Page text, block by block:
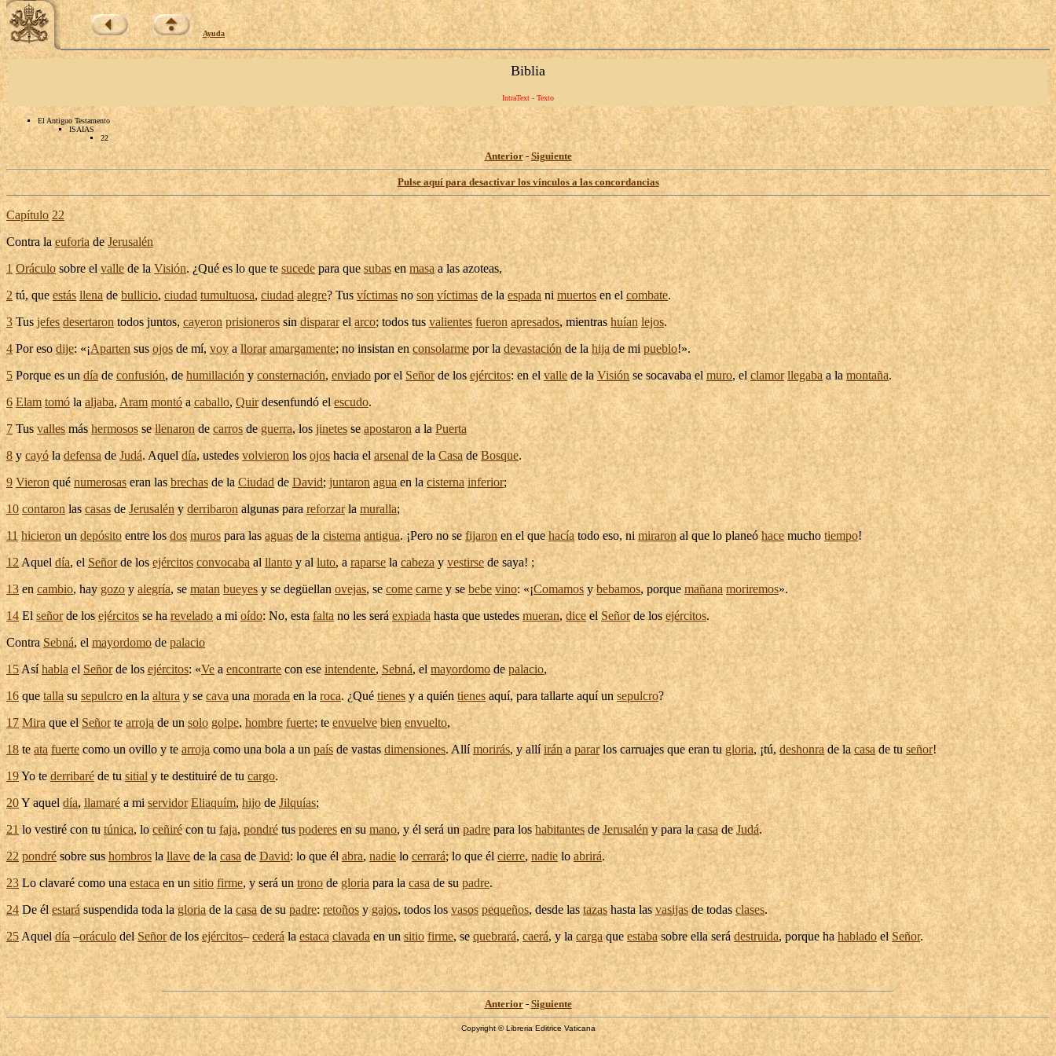
Ayuda
Biblia
IntraText - Texto
El Antiguo Testamento
ISAIAS
22
Anterior- Siguiente
Pulse aquí para desactivar los vínculos a las concordancias
Capítulo 22
Contra laeuforiadeJerusalén
1 Oráculo sobre el vallede la Visión. ¿Qué es lo que te sucedepara quesubas enmasa a lasazoteas,
2tú, queestás llena de bullicio, ciudad tumultuosa, ciudad alegre? Tus víctimas noson víctimas de la espadani muertos en el combate.
3Tus jefes desertarontodos juntos, cayeron prisioneros sin dispararelarco; todos tus valientes fueron apresados, mientrashuían lejos.
4Por eso dije: «¡Apartensus ojos de mí, voyallorar amargamente; no insistanenconsolarme por la devastación de la hijade mi pueblo!».
5 Porque es undíade confusión, dehumillaciónyconsternación,enviadopor el Señorde losejércitos: en el vallede laVisión sesocavabaelmuro, el clamor llegabaa lamontaña.
6 Elam tomó laaljaba,Aram montóacaballo,Quir desenfundó elescudo.
7Tusvallesmás hermosos sellenarondecarrosdeguerra, losjinetesseapostarona laPuerta
8y cayóladefensa deJudá. Aqueldía, ustedesvolvieron losojos hacia el arsenalde laCasadeBosque.
9 Vieronquénumerosaseran lasbrechasde la Ciudadde David;juntaron agua en lacisterna inferior;
10 contaron lascasas deJerusalény derribaronalgunas parareforzarla muralla;
11 hicieronun depósitoentre los dos murospara lasaguasde lacisterna antigua. ¡Pero no sefijaronen el quehacía todo eso, nimiraron al que lo planeó hacemuchotiempo!
12Aquel día, el Señorde los ejércitos convocaba alllanto y al luto, a raparse la cabezayvestirse de saya! ;
13en cambio, haygozo y alegría, sematan bueyes y sedegüellan ovejas, se come carney se bebe vino: «¡Comamosybebamos, porquemañana moriremos».
14El señorde los ejércitosse ha revelado a mioído: No, esta falta no les será expiadahasta que ustedesmueran, dice el Señorde los ejércitos.
ContraSebná, el mayordomode palacio
15 AsíhablaelSeñorde losejércitos: «Ve aencontrartecon ese intendente,Sebná, elmayordomodepalacio,
16 quetalla su sepulcroen laalturay se cava una morada en laroca. ¿Quétienes y a quién tienesaquí, paratallarteaquí unsepulcro?
17 Miraque el Señortearrojade un solo golpe, hombre fuerte; te envuelve bien envuelto,
18teata fuertecomo un ovillo y tearrojacomo una bola a unpaís de vastas dimensiones. Allímorirás, y allíirán a pararloscarruajes que eran tugloria, ¡tú,deshonra de lacasa de tu señor!
19Yo tederribaré de tusitialy te destituiréde tucargo.
20Y aquel día,llamaré a miservidor Eliaquím, hijo deJilquías;
21 lovestiré con tutúnica, loceñiré con tufaja, pondré tuspoderes en su mano, y él será unpadrepara loshabitantes deJerusalén y para lacasa deJudá.
22 pondré sobre sushombroslallave de la casa de David: lo que élabra, nadie locerrará; lo que él cierre,nadielo abrirá.
23Lo clavarécomo unaestacaen un sitio firme, y será un tronode gloriapara lacasa de supadre.
24De élestará suspendidatoda lagloriade lacasa de su padre: retoñosygajos, todos losvasos pequeños, desde lastazas hasta las vasijas de todas clases.
25Aqueldía –oráculo delSeñorde losejércitos–cederá la estaca clavadaen unsitio firme, sequebrará,caerá, y la cargaqueestabasobre ella serádestruida, porque hahablado el Señor.
Anterior-Siguiente
Copyright © Libreria Editrice Vaticana